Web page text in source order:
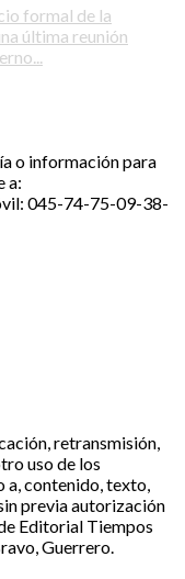
formal de la
última reunión
o información para
a:
045-74-75-09-38-
retransmisión,
uso de los
a, contenido, texto,
previa autorización
Editorial Tiempos
Guerrero.